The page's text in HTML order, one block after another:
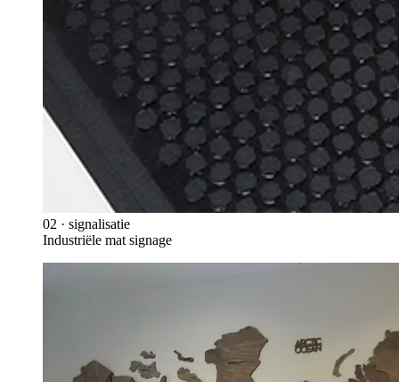
02 · signalisatie
Industriële mat signage